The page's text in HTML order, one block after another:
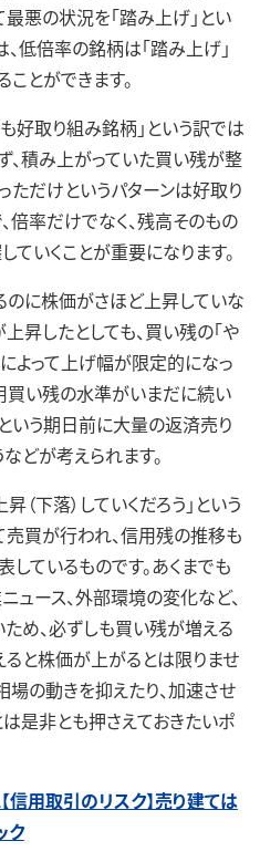
最悪の状況を「踏み上げ」とい
、低倍率の銘柄は「踏み上げ」
とができます。
好取り組み銘柄」という訳では
、積み上がっていた買い残が整
だけというパターンは好取り
倍率だけでなく、残高そのもの
いくことが重要になります。
に株価がさほど上昇していな
昇したとしても、買い残の「や
よって上げ幅が限定的になっ
買い残の水準がいまだに続い
いう期日前に大量の返済売り
どが考えられます。
下落）していくだろう」という
売買が行われ、信用残の推移も
ているものです。あくまでも
ース、外部環境の変化など、
め、必ずしも買い残が増える
ると株価が上がるとは限りませ
の動きを抑えたり、加速させ
是非とも押さえておきたいポ
用取引のリスク】売り建ては
ク